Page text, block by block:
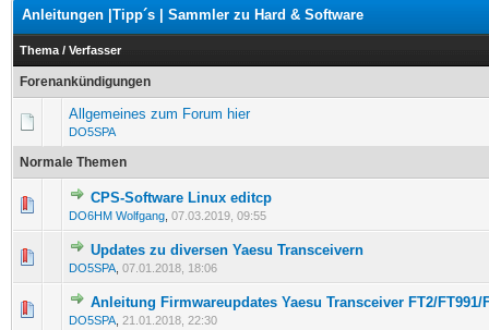
Anleitungen |Tipp´s | Sammler zu Hard & Software
Thema / Verfasser
Forenankündigungen
Allgemeines zum Forum hier
DO5SPA
Normale Themen
CPS-Software Linux editcp
DO6HM Wolfgang 07.03.2019, 09:55
0 Bewertung(en) - 0 von 5 durchschnittlich
12345
Updates zu diversen Yaesu Transceivern
DO5SPA 07.01.2018, 18:06
0 Bewertung(en) - 0 von 5 durchschnittlich
1 2345
Anleitung Firmwareupdates Yaesu Transceiver FT2/FT991/
DO5SPA 21.01.2018, 22:30
0 Bewertung(en) - 0 von 5 durchschnittlich
12345